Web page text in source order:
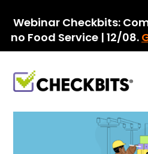
para
conteúdo
Webinar Checkbits:
no Food Service | 12/08.